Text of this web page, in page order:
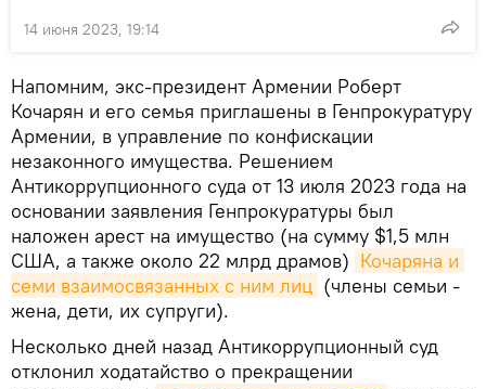
14 июня 2023, 19:14
Напомним, экс-президент Армении Роберт
Кочарян и его семья приглашены в Генпрокуратуру
Армении, в управление по конфискации
незаконного имущества. Решением
Антикоррупционного суда от 13 июля 2023 года на
основании заявления Генпрокуратуры был
наложен арест на имущество (на сумму $1,5 млн
США, а также около 22 млрд драмов) Кочаряна и
семи взаимосвязанных с ним лиц (члены семьи -
жена, дети, их супруги).
Несколько дней назад Антикоррупционный суд
отклонил ходатайство о прекращении